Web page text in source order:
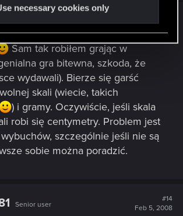
necessary cookies only
można wziąć figurki...
Sam tak robiłem grając w
gra bitewna, szkoda, że
wydawali). Bierze się garść
skali (wiecie, takich
) i gramy. Oczywiście, jeśli skala
robi się centymetry. Problem jest
szczególnie jeśli nie są
sobie można poradzić.
Senior user
#14
Feb 5, 2008